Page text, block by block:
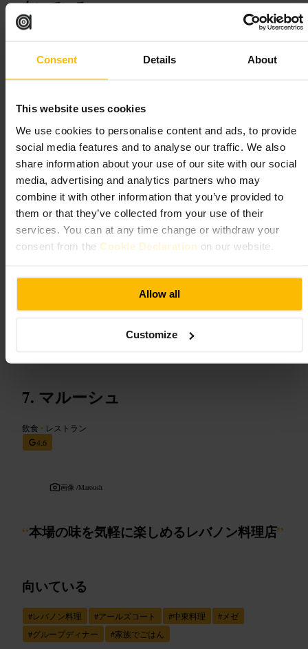
Consent Details About
This website uses cookies
We use cookies to personalise content and ads, to provide
social media features and to analyse our traffic. We also
share information about your use of our site with our social
media, advertising and analytics partners who may
combine it with other information that you’ve provided to
them or that they’ve collected from your use of their
services. You can at any time change or withdraw your
consent from the Cookie Declaration on our website.
Allow all
Customize
向いている
家族連れ歓迎
期待できること
な内装、地元のビールや定番のパブ料理がそろっています。スタ
ッフはおすすめを教えてくれるので、料理やビール選びで迷って
も安心です。プライベート席の用意ができるため、人数の多い集
まりにも対応可能です。
ご来館の計画
混雑する時間帯は事前に席やグループ利用を問い合わせておくと
安心です。食事の人気メニューやその日のおすすめはスタッフに
&y_source=1_MTIyMzcwMzktNzE1LWxvY2F0aW9uLndlYnNpd
マルーシュ
飲食 • レストラン
4.6
画像 /Maroush
“本場の味を気軽に楽しめるレバノン料理店”
向いている
#レバノン料理 #アールズコート #中東料理 # メゼ
#グループディナー #家族でごはん